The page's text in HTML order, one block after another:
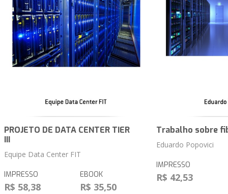
PROJETO DE DATA CENTER TIER
III
Equipe Data Center FIT
IMPRESSO
R$ 58,38
EBOOK
R$ 35,50
Trabalho sobre
Eduardo Popovici
IMPRESSO
R$ 42,53